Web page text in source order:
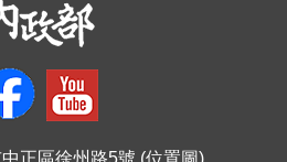
正區徐州路5號 (位置圖)